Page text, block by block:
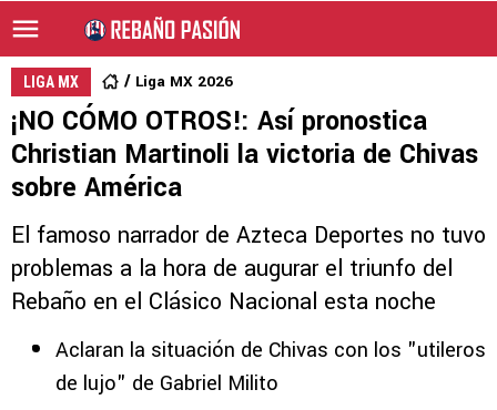
LIGA MX Liga MX 2026
¡NO CÓMO OTROS!: Así pronostica
Christian Martinoli la victoria de Chivas
sobre América
El famoso narrador de Azteca Deportes no tuvo
problemas a la hora de augurar el triunfo del
Rebaño en el Clásico Nacional esta noche
Aclaran la situación de Chivas con los "utileros
de lujo" de Gabriel Milito